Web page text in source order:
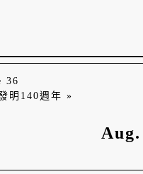
36
明140週年 »
Aug.